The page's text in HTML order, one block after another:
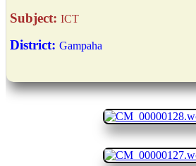
Subject: ICT
District: Gampaha